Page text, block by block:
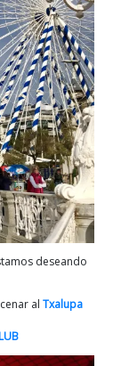
deseando
al Txalupa